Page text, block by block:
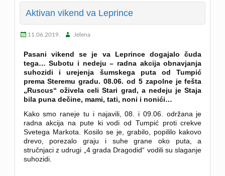
Aktivan vikend va Leprince
11.06.2019. Jelena
Pasani vikend se je va Leprince dogajalo čuda
tega… Subotu i nedeju – radna akcija obnavjanja
suhozidi i urejenja šumskega puta od Tumpić
prema Steremu gradu.08.06. od 5 zapolne je fešta
„Ruscus“ oživela celi Stari grad, a nedeju je Staja
bila puna dečine, mami, tati, noni i nonići…
Kako smo raneje tu i najavili, 08. i 09.06. održana je
radna akcija na pute ki vodi od Tumpić proti crekve
Svetega Markota. Kosilo se je, grabilo, popililo kakovo
drevo, porezalo graju i suhe grane oko puta, a
stručnjaci z udrugi „4 grada Dragodid“ vodili su slaganje
suhozidi.